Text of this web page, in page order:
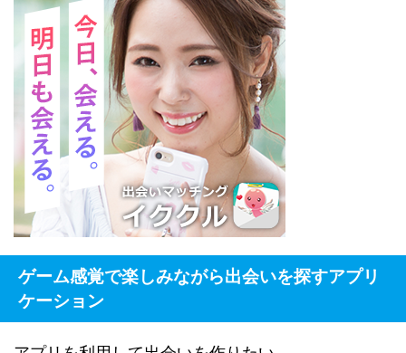
ゲーム感覚で楽しみながら出会いを探すアプリ
ケーション